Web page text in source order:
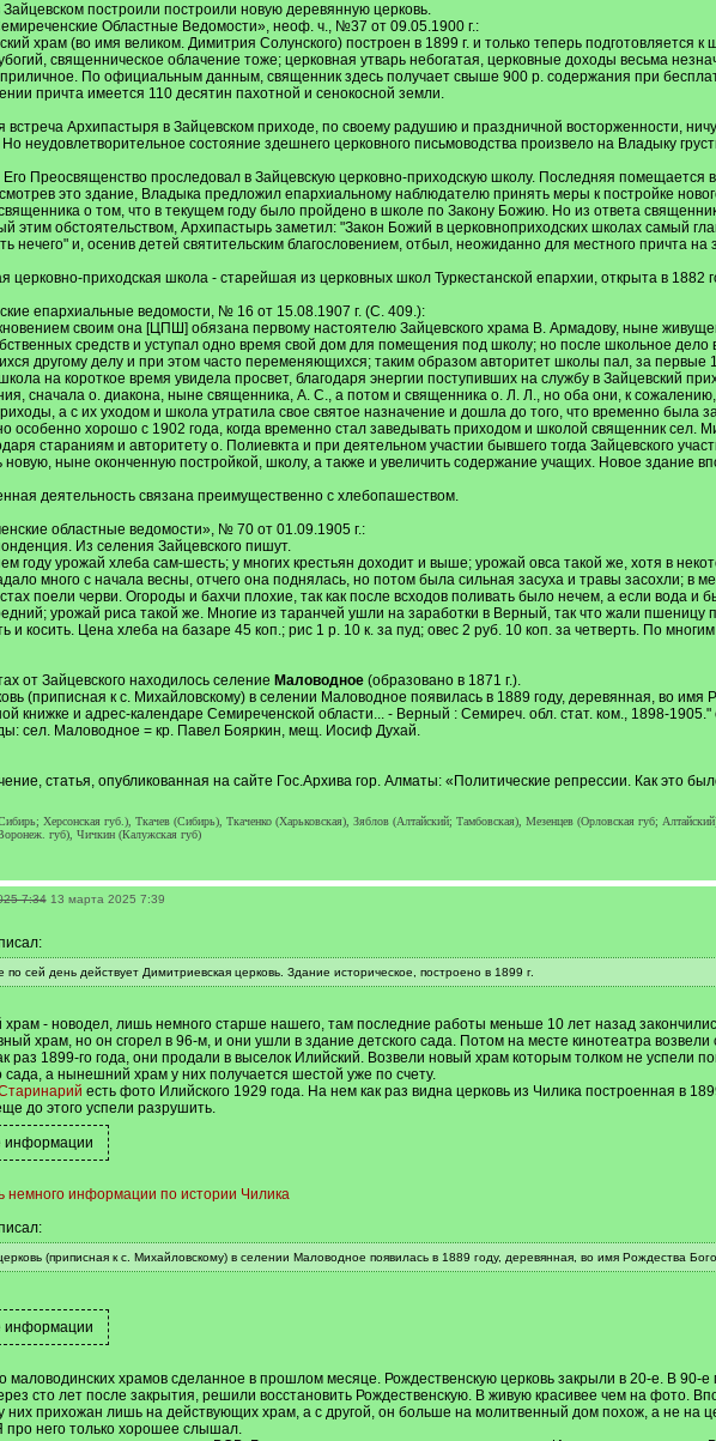
Зайцевском построили построили новую деревянную церковь.
Областные Ведомости», неоф. ч., №37 от 09.05.1900 г.:
храм (во имя великом. Димитрия Солунского) построен в 1899 г. и только теперь
священническое облачение тоже; церковная утварь небогатая, церковные доходы весьма
По официальным данным, священник здесь получает свыше 900 р. содержания при
причта имеется 110 десятин пахотной и сенокосной земли.
встреча Архипастыря в Зайцевском приходе, по своему радушию и праздничной восторженности,
неудовлетворительное состояние здешнего церковного письмоводства произвело на Владыку
Его Преосвященство проследовал в Зайцевскую церковно-приходскую школу. Последняя помещается
это здание, Владыка предложил епархиальному наблюдателю принять меры к постройке
о том, что в текущем году было пройдено в школе по Закону Божию. Но из ответа
этим обстоятельством, Архипастырь заметил: "Закон Божий в церковноприходских школах самый
нечего" и, осенив детей святительским благословением, отбыл, неожиданно для местного причта на
церковно-приходская школа - старейшая из церковных школ Туркестанской епархии, открыта в 1882
епархиальные ведомости, № 16 от 15.08.1907 г. (С. 409.):
своим она [ЦПШ] обязана первому настоятелю Зайцевского храма В. Армадову, ныне
средств и уступал одно время свой дом для помещения под школу; но после школьное
другому делу и при этом часто переменяющихся; таким образом авторитет школы пал, за первые
на короткое время увидела просвет, благодаря энергии поступивших на службу в Зайцевский
сначала о. диакона, ныне священника, А. С., а потом и священника о. Л. Л., но оба они, к
а с их уходом и школа утратила свое святое назначение и дошла до того, что временно была
особенно хорошо с 1902 года, когда временно стал заведывать приходом и школой священник сел.
стараниям и авторитету о. Полиевкта и при деятельном участии бывшего тогда Зайцевского
новую, ныне оконченную постройкой, школу, а также и увеличить cодержание учащих. Новое здание
деятельность связана преимущественно с хлебопашеством.
областные ведомости», № 70 от 01.09.1905 г.:
Из селения Зайцевского пишут.
году урожай хлеба сам-шесть; у многих крестьян доходит и выше; урожай овса такой же, хотя в
много с начала весны, отчего она поднялась, но потом была сильная засуха и травы засохли; в
поели черви. Огороды и бахчи плохие, так как после всходов поливать было нечем, а если вода
урожай риса такой же. Многие из таранчей ушли на заработки в Верный, так что жали пшеницу
и косить. Цена хлеба на базаре 45 коп.; рис 1 р. 10 к. за пуд; овес 2 руб. 10 коп. за четверть. По
от Зайцевского находилось селение Маловодное (образовано в 1871 г.).
(приписная к с. Михайловскому) в селении Маловодное появилась в 1889 году, деревянная, во имя
книжке и адрес-календаре Семиреченской области... - Верный : Семиреч. обл. стат. ком., 1898-
сел. Маловодное = кр. Павел Бояркин, мещ. Иосиф Духай.
статья, опубликованная на сайте Гос.Архива гор. Алматы: «Политические репрессии. Как это
Херсонская губ.), Ткачев (Сибирь), Ткаченко (Харьковская), Зяблов (Алтайский; Тамбовская), Мезенцев (Орловская губ;
губ), Чичкин (Калужская губ)
7:34 13 марта 2025 7:39
по сей день действует Димитриевская церковь. Здание историческое, построено в 1899 г.
храм - новодел, лишь немного старше нашего, там последние работы меньше 10 лет назад
храм, но он сгорел в 96-м, и они ушли в здание детского сада. Потом на месте кинотеатра
раз 1899-го года, они продали в выселок Илийский. Возвели новый храм которым толком не успели
сада, а нынешний храм у них получается шестой уже по счету.
есть фото Илийского 1929 года. На нем как раз видна церковь из Чилика построенная в
до этого успели разрушить.
немного информации по истории Чилика
(приписная к с. Михайловскому) в селении Маловодное появилась в 1889 году, деревянная, во имя Рождества
маловодинских храмов сделанное в прошлом месяце. Рождественскую церковь закрыли в 20-е. В 90-
сто лет после закрытия, решили восстановить Рождественскую. В живую красивее чем на фото.
них прихожан лишь на действующих храм, а с другой, он больше на молитвенный дом похож, а не на
про него только хорошее слышал.